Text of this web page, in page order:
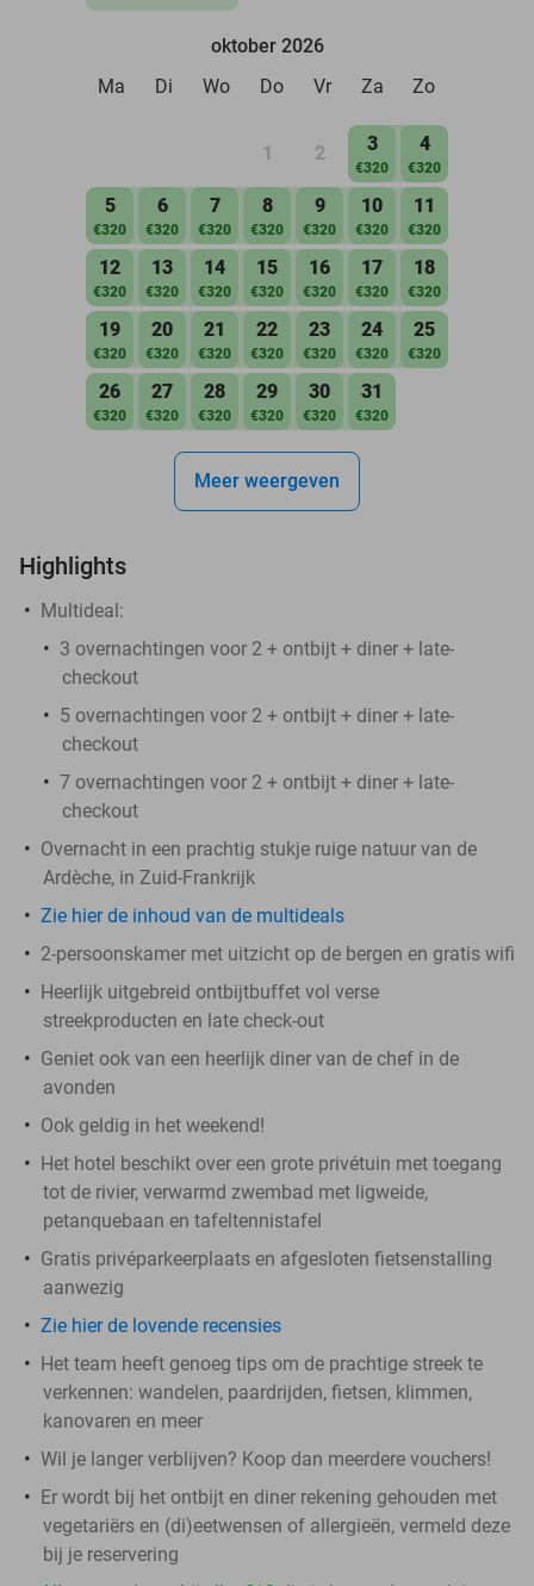
oktober 2026
Ma
Di Wo Do Vr Za Zo
1 2 3
€320
4
€320
5
€320
6
€320
7
€320
8
€320
9
€320
10
€320
11
€320
12
€320
13
€320
14
€320
15
€320
16
€320
17
€320
18
€320
19
€320
20
€320
21
€320
22
€320
23
€320
24
€320
25
€320
26
€320
27
€320
28
€320
29
€320
30
€320
31
€320
Meer weergeven
Highlights
Multideal:
3 overnachtingen voor 2 + ontbijt + diner + late-
checkout
5 overnachtingen voor 2 + ontbijt + diner + late-
checkout
7 overnachtingen voor 2 + ontbijt + diner + late-
checkout
Overnacht in een prachtig stukje ruige natuur van de
Ardèche, in Zuid-Frankrijk
Zie hier de inhoud van de multideals
2-persoonskamer met uitzicht op de bergen en gratis wifi
Heerlijk uitgebreid ontbijtbuffet vol verse
streekproducten en late check-out
Geniet ook van een heerlijk diner van de chef in de
avonden
Ook geldig in het weekend!
Het hotel beschikt over een grote privétuin met toegang
tot de rivier, verwarmd zwembad met ligweide,
petanquebaan en tafeltennistafel
Gratis privéparkeerplaats en afgesloten fietsenstalling
aanwezig
Zie hier de lovende recensies
Het team heeft genoeg tips om de prachtige streek te
verkennen: wandelen, paardrijden, fietsen, klimmen,
kanovaren en meer
Wil je langer verblijven? Koop dan meerdere vouchers!
Er wordt bij het ontbijt en diner rekening gehouden met
vegetariërs en (di)eetwensen of allergieën, vermeld deze
bij je reservering